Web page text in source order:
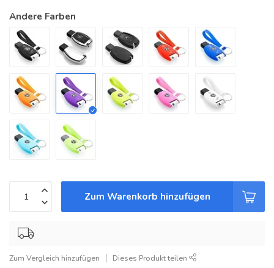
Andere Farben
Zum Warenkorb hinzufügen
Zum Vergleich hinzufügen Dieses Produkt teilen